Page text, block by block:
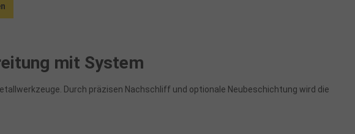
mit System
Durch präzisen Nachschliff und optionale Neubeschichtung wird die